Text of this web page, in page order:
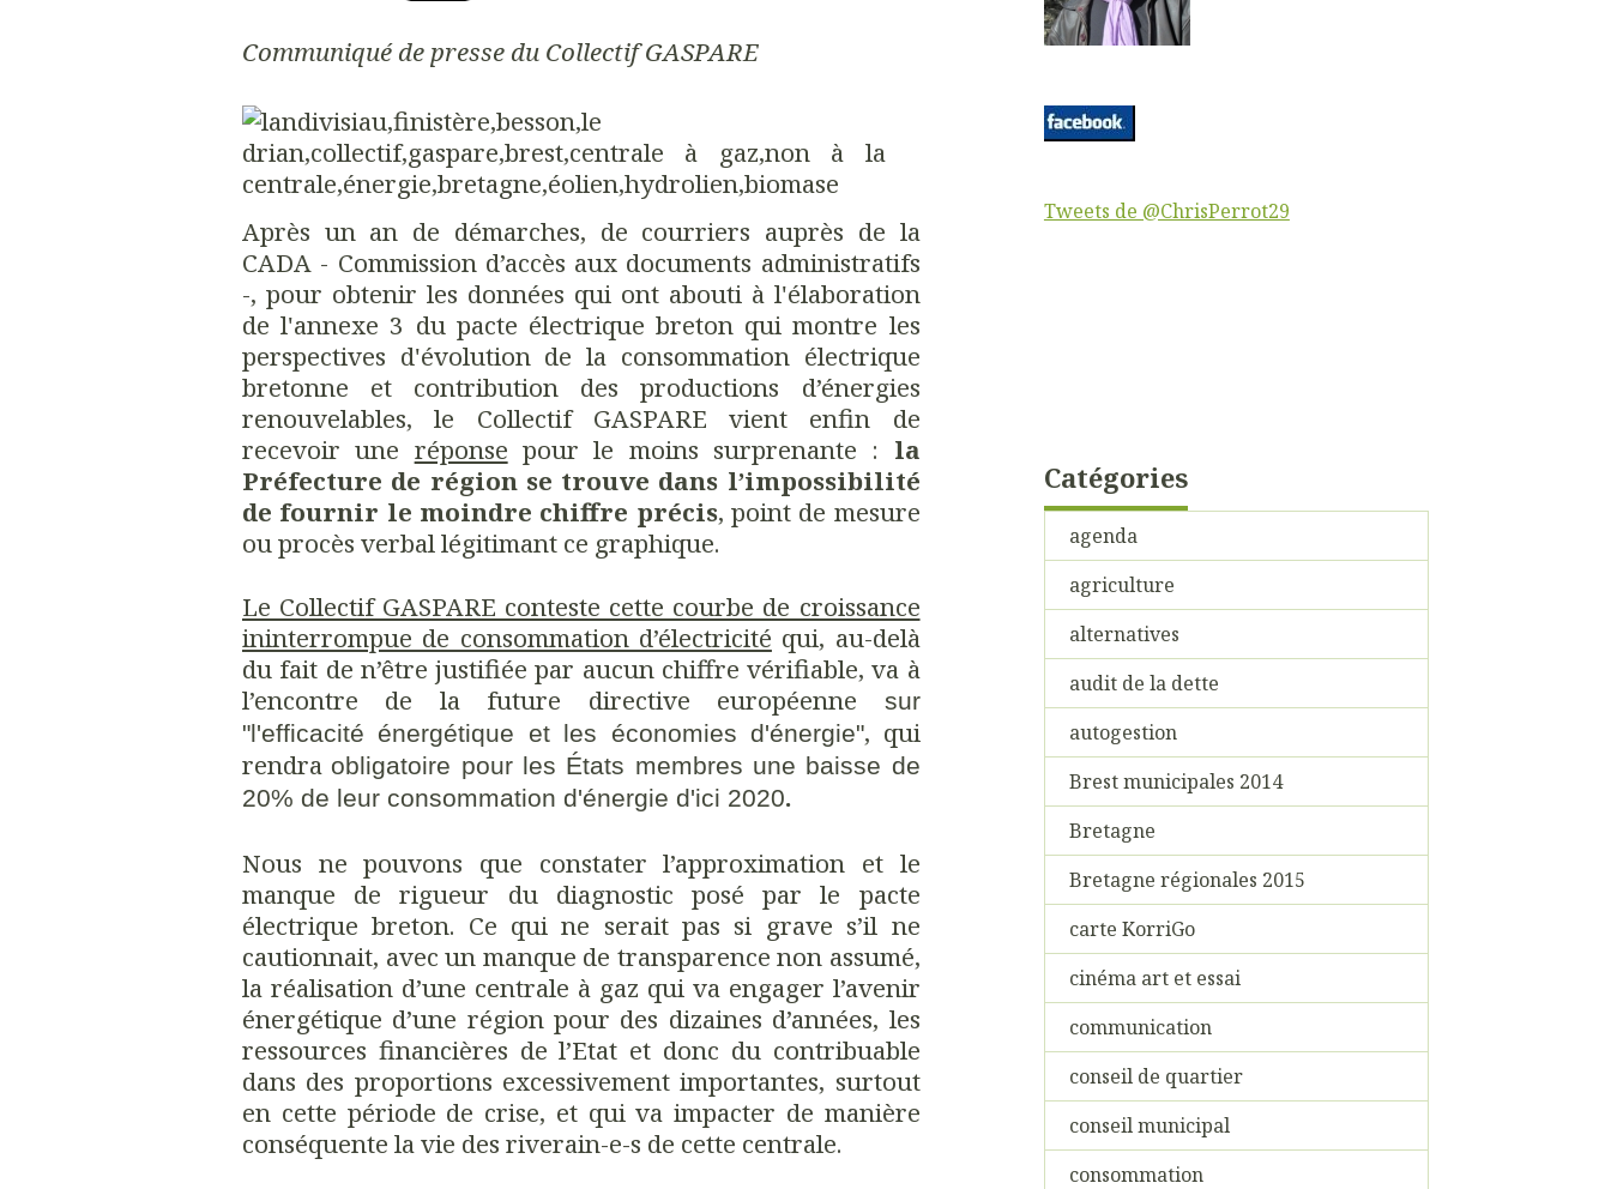
Communiqué de presse du Collectif GASPARE
Après un an de démarches, de courriers auprès de la
CADA - Commission d’accès aux documents administratifs
-, pour obtenir les données qui ont abouti à l'élaboration
de l'annexe 3 du pacte électrique breton qui montre les
perspectives d'évolution de la consommation électrique
bretonne et contribution des productions d’énergies
renouvelables, le Collectif GASPARE vient enfin de
recevoir une réponse pour le moins surprenante : la
Préfecture de région se trouve dans l’impossibilité
de fournir le moindre chiffre précis, point de mesure
ou procès verbal légitimant ce graphique.
Le Collectif GASPARE conteste cette courbe de croissance
ininterrompue de consommation d’électricité qui, au-delà
du fait de n’être justifiée par aucun chiffre vérifiable, va à
l’encontre de la future directive européenne
sur
"l'efficacité énergétique et les économies d'énergie", qui
rendra obligatoire pour les États membres une baisse de
20% de leur consommation d'énergie d'ici 2020.
Nous ne pouvons que constater l’approximation et le
manque de rigueur du diagnostic posé par le pacte
électrique breton. Ce qui ne serait pas si grave s’il ne
cautionnait, avec un manque de transparence non assumé,
la réalisation d’une centrale à gaz qui va engager l’avenir
énergétique d’une région pour des dizaines d’années, les
ressources financières de l’Etat et donc du contribuable
dans des proportions excessivement importantes, surtout
en cette période de crise, et qui va impacter de manière
conséquente la vie des riverain-e-s de cette centrale.
Tweets de @ChrisPerrot29
Catégories
agenda
agriculture
alternatives
audit de la dette
autogestion
Brest municipales 2014
Bretagne
Bretagne régionales 2015
carte KorriGo
cinéma art et essai
communication
conseil de quartier
conseil municipal
consommation